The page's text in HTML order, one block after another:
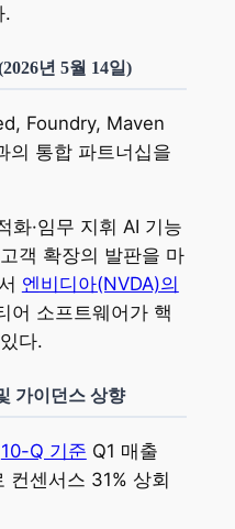
.
년 5월 14일)
Foundry, Maven
의 통합 파트너십을
화·임무 지휘 AI 기능
객 확장의 발판을 마
엔비디아(NVDA)의
어 소프트웨어가 핵
다.
가이던스 상향
10-Q 기준 Q1 매출
센서스 31% 상회